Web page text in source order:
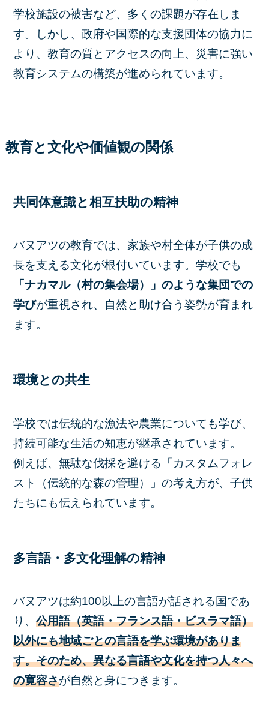
学校施設の被害など、多くの課題が存在しま
す。​しかし、政府や国際的な支援団体の協力に
より、教育の質とアクセスの向上、災害に強い
教育システムの構築が進められています。 ​
教育と文化や価値観の関係
共同体意識と相互扶助の精神
バヌアツの教育では、家族や村全体が子供の成
長を支える文化が根付いています。学校でも
「ナカマル（村の集会場）」のような集団での
学びが重視され、自然と助け合う姿勢が育まれ
ます。
環境との共生
学校では伝統的な漁法や農業についても学び、
持続可能な生活の知恵が継承されています。
例えば、無駄な伐採を避ける「カスタムフォレ
スト（伝統的な森の管理）」の考え方が、子供
たちにも伝えられています。
多言語・多文化理解の精神
バヌアツは約100以上の言語が話される国であ
り、公用語（英語・フランス語・ビスラマ語）
以外にも地域ごとの言語を学ぶ環境がありま
す。そのため、異なる言語や文化を持つ人々へ
の寛容さが自然と身につきます。